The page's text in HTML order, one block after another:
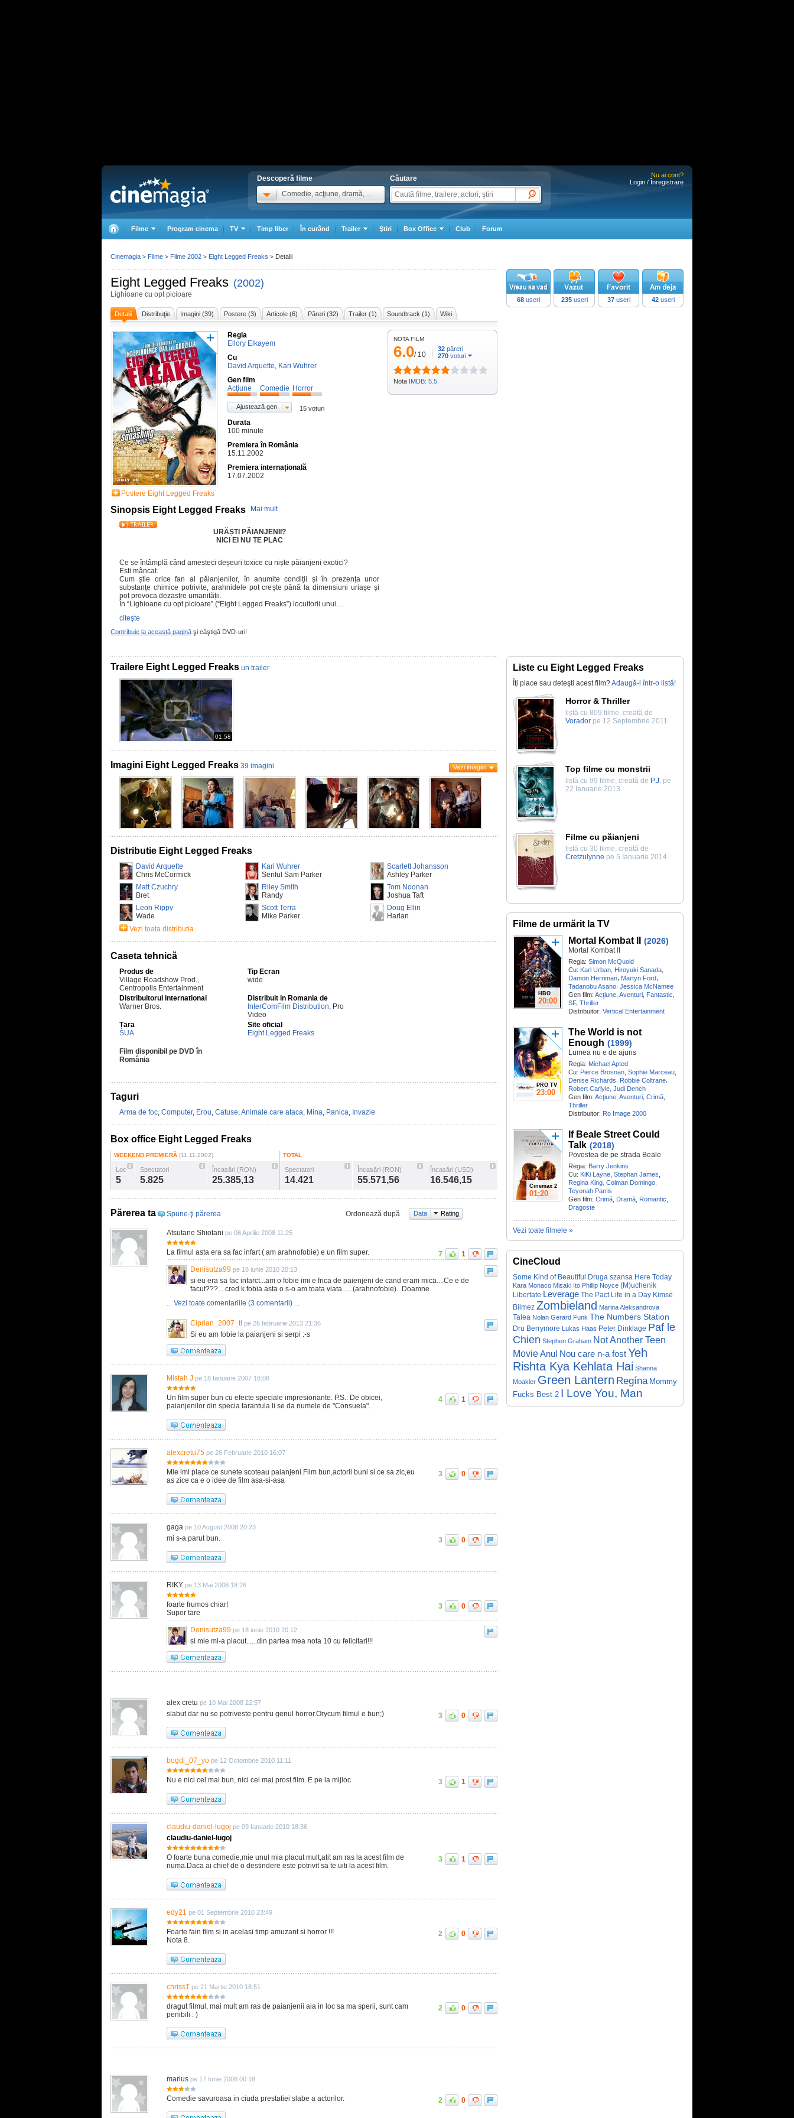
Descoperă filme
Comedie, acţiune, dramă, ...
Căutare
Nu ai cont?
Login / Înregistrare
Filme Program cinema TV Timp liber În curând Trailer Ştiri Box Office Club Forum
Eight Legged Freaks (2002)
Lighioane cu opt picioare
Detalii Distribuţie Imagini (39) Postere (3) Articole (6) Păreri (32) Trailer (1) Soundtrack (1) Wiki
Postere Eight Legged Freaks
Regia
Ellory Elkayem
Cu
David Arquette, Kari Wuhrer
Gen film
Acţiune
Comedie Horror
Ajustează gen 15 voturi
Durata
100 minute
Premiera în România
15.11.2002
Premiera internațională
17.07.2002
Sinopsis Eight Legged Freaks Mai mult
URĂȘTI PĂIANJENII?
NICI EI NU TE PLAC
Ce se întâmplă când amesteci deșeuri toxice cu niște păianjeni exotici?
Esti mâncat.
Cum știe orice fan al păianjenilor, în anumite condiții și în prezența unor
substanțe chimice potrivite, arahnidele pot crește până la dimensiuni uriașe și
pot provoca dezastre umanității.
În “Lighioane cu opt picioare” (“Eight Legged Freaks”) locuitorii unui…
citeşte
Contribuie la această pagină şi câştigă DVD-uri!
NOTA FILM
6.0/ 10
32 păreri
270 voturi
Nota IMDB: 5.5
68 useri 235useri 37useri 42useri
Trailere Eight Legged Freaks un trailer
01:58
Imagini Eight Legged Freaks 39 imagini Vezi imagini
Distributie Eight Legged Freaks
David Arquette
Chris McCormick
Kari Wuhrer
Seriful Sam Parker
Scarlett Johansson
Ashley Parker
Matt Czuchry
Bret
Riley Smith
Randy
Tom Noonan
Joshua Taft
Leon Rippy
Wade
Scott Terra
Mike Parker
Doug Ellin
Harlan
Vezi toata distributia
Caseta tehnică
Produs de
Village Roadshow Prod.,
Centropolis Entertainment
Tip Ecran
wide
Distribuitorul international
Warner Bros.
Distribuit in Romania de
InterComFilm Distribution, Pro
Video
Țara
SUA
Site oficial
Eight Legged Freaks
Film disponibil pe DVD în
România
Taguri
Arma de foc, Computer, Erou, Catuse,Animale care ataca, Mina, Panica, Invazie
Box office Eight Legged Freaks
WEEKEND PREMIERĂ (11.11.2002)
Loc
5
Spectatori
5.825
Încasări (RON)
25.385,13
TOTAL
Spectatori
14.421
Încasări (RON)
55.571,56
Încasări (USD)
16.546,15
Părerea ta Spune-ţi părerea Ordonează după Data Rating
Atsutane Shiotani pe 06 Aprilie 2008 11:25
La filmul asta era sa fac infart ( am arahnofobie) e un film super. 7
1
Denisutza99 pe 18 iunie 2010 20:13
si eu era sa fac infarct...am o fobie imi e frica de paienjeni de cand eram mica....Ce e de
facut???....cred k fobia asta o s-o am toata viata......(arahnofobie)...Doamne
... Vezi toate comentariile (3 comentarii) ...
Ciprian_2007_tl pe 26 februarie 2013 21:36
Si eu am fobie la paianjeni si serpi :-s
Mistah J pe 18 Ianuarie 2007 18:08
Un film super bun cu efecte speciale impresionante. P.S.: De obicei,
paianjenilor din specia tarantula li se da numele de "Consuela".
4 1
alexcretu75 pe 26 Februarie 2010 16:07
Mie imi place ce sunete scoteau paianjeni.Film bun,actorii buni si ce sa zic,eu
as zice ca e o idee de film asa-si-asa
3 0
gaga pe 10 August 2008 20:23
mi s-a parut bun. 3 0
RIKY pe 13 Mai 2008 18:26
foarte frumos chiar!
Super tare
3 0
Denisutza99 pe 18 iunie 2010 20:12
si mie mi-a placut......din partea mea nota 10 cu felicitari!!!
alex cretu pe 10 Mai 2008 22:57
slabut dar nu se potriveste pentru genul horror.Orycum filmul e bun;) 3 0
bogdi_07_yo pe 12 Octombrie 2010 11:11
Nu e nici cel mai bun, nici cel mai prost film. E pe la mijloc. 3 1
claudiu-daniel-lugoj pe 09 Ianuarie 2010 18:36
claudiu-daniel-lugoj
O foarte buna comedie,mie unul mia placut mult,atit am ras la acest film de
numa.Daca ai chief de o destindere este potrivit sa te uiti la acest film.
3 1
edy21 pe 01 Septembrie 2010 23:49
Foarte fain film si in acelasi timp amuzant si horror !!!
Nota 8.
2 0
chrissT pe 21 Martie 2010 18:51
dragut filmul, mai mult am ras de paianjenii aia in loc sa ma sperii, sunt cam
penibili : )
2 0
marius pe 17 Iunie 2008 00:18
Comedie savuroasa in ciuda prestatiei slabe a actorilor. 2 0
Liste cu Eight Legged Freaks
Îţi place sau deteşti acest film?Adaugă-l într-o listă!
Horror & Thriller
listă cu 809 filme, creată de
Vorador pe 12 Septembrie 2011
Top filme cu monstrii
listă cu 99 filme, creată de P.J. pe
22 Ianuarie 2013
Filme cu păianjeni
listă cu 30 filme, creată de
Cretzulynne pe 5 Ianuarie 2014
Filme de urmărit la TV
HBO
20:00
Mortal Kombat II (2026)
Mortal Kombat II
Regia: Simon McQuoid
Cu: Karl Urban Hiroyuki Sanada
Damon Herriman, Martyn Ford,
Tadanobu Asano, Jessica McNamee
Gen film: Acţiune Aventuri Fantastic
SF, Thriller
Distribuitor: Vertical Entertainment
PRO TV
23:00
The World is not
Enough (1999)
Lumea nu e de ajuns
Regia: Michael Apted
Cu: Pierce Brosnan Sophie Marceau
Denise Richards, Robbie Coltrane,
Robert Carlyle, Judi Dench
Gen film: Acţiune Aventuri Crimă
Thriller
Distribuitor: Ro Image 2000
Cinemax 2
01:20
If Beale Street Could
Talk (2018)
Povestea de pe strada Beale
Regia: Barry Jenkins
Cu: KiKi Layne Stephan James
Regina King, Colman Domingo,
Teyonah Parris
Gen film: Crimă Dramă Romantic
Dragoste
Vezi toate filmele »
CineCloud
Some Kind of Beautiful Druga szansa Here Today
Kara Monaco Misaki Ito Phillip Noyce (M)uchenik
Libertate Leverage The Pact Life in a Day Kimse
Bilmez Zombieland Marina Aleksandrova
Talea Nolan Gerard Funk The Numbers Station
Dru Berrymore Lukas Haas Peter Dinklage Paf le
Chien Stephen Graham Not Another Teen
MovieAnul Nou care n-a fostYeh
Rishta Kya Kehlata Hai Shanna
Moakler Green Lantern Regína Mommy
Fucks Best 2 I Love You, Man
Cinemagia > Filme > Filme 2002 > Eight Legged Freaks > Detalii